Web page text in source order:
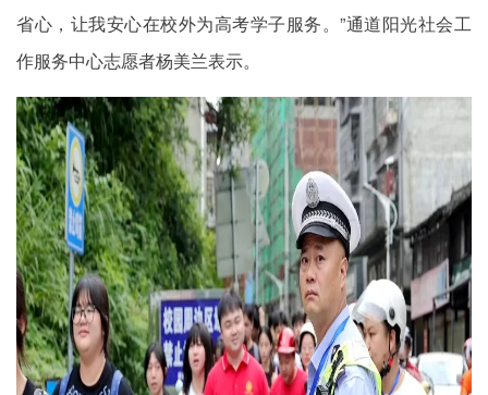
省心，让我安心在校外为高考学子服务。”通道阳光社会工
作服务中心志愿者杨美兰表示。